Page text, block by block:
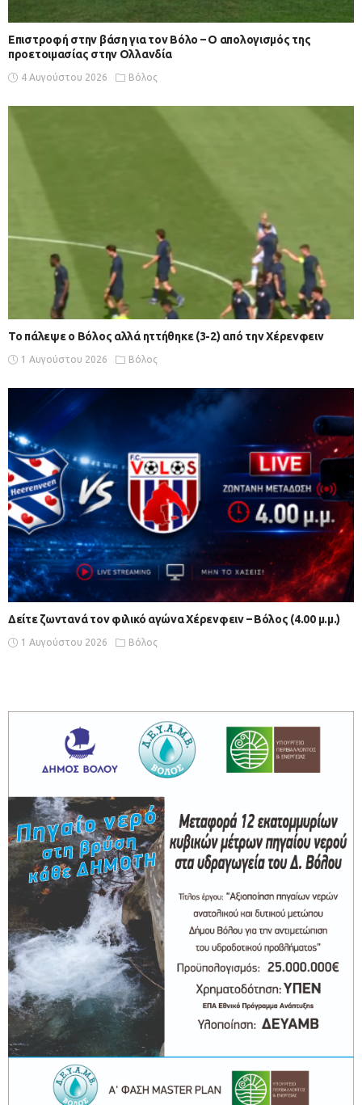
Επιστροφή στην βάση για τον Βόλο – Ο απολογισμός της
προετοιμασίας στην Ολλανδία
4 Αυγούστου 2026 Βόλος
Το πάλεψε ο Βόλος αλλά ηττήθηκε (3-2) από την Χέρενφειν
1 Αυγούστου 2026 Βόλος
Δείτε ζωντανά τον φιλικό αγώνα Χέρενφειν – Βόλος (4.00 μ.μ.)
1 Αυγούστου 2026 Βόλος